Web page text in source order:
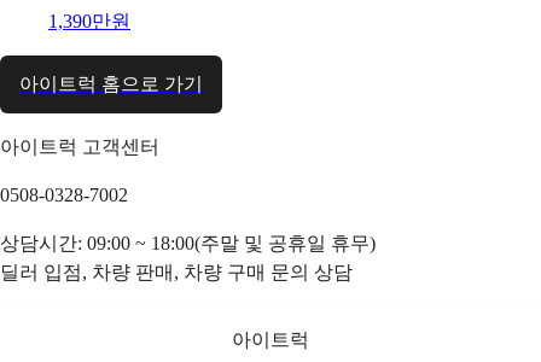
1,390만원
아이트럭 홈으로 가기
아이트럭 고객센터
0508-0328-7002
상담시간: 09:00 ~ 18:00(주말 및 공휴일 휴무)
딜러 입점, 차량 판매, 차량 구매 문의 상담
아이트럭